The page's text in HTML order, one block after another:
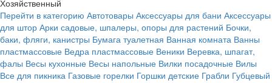
Хозяйственный
Перейти в категорию Автотовары Аксессуары для бани Аксессуары
для штор Арки садовые, шпалеры, опоры для растений Бочки,
баки, фляги, канистры Бумага туалетная Ванная комната Ванны
пластмассовые Ведра пластмассовые Веники Веревка, шпагат,
фалы Весы кухонные Весы напольные Вилки посадочные Вилы
Все для пикника Газовые горелки Горшки детские Грабли Губцевый